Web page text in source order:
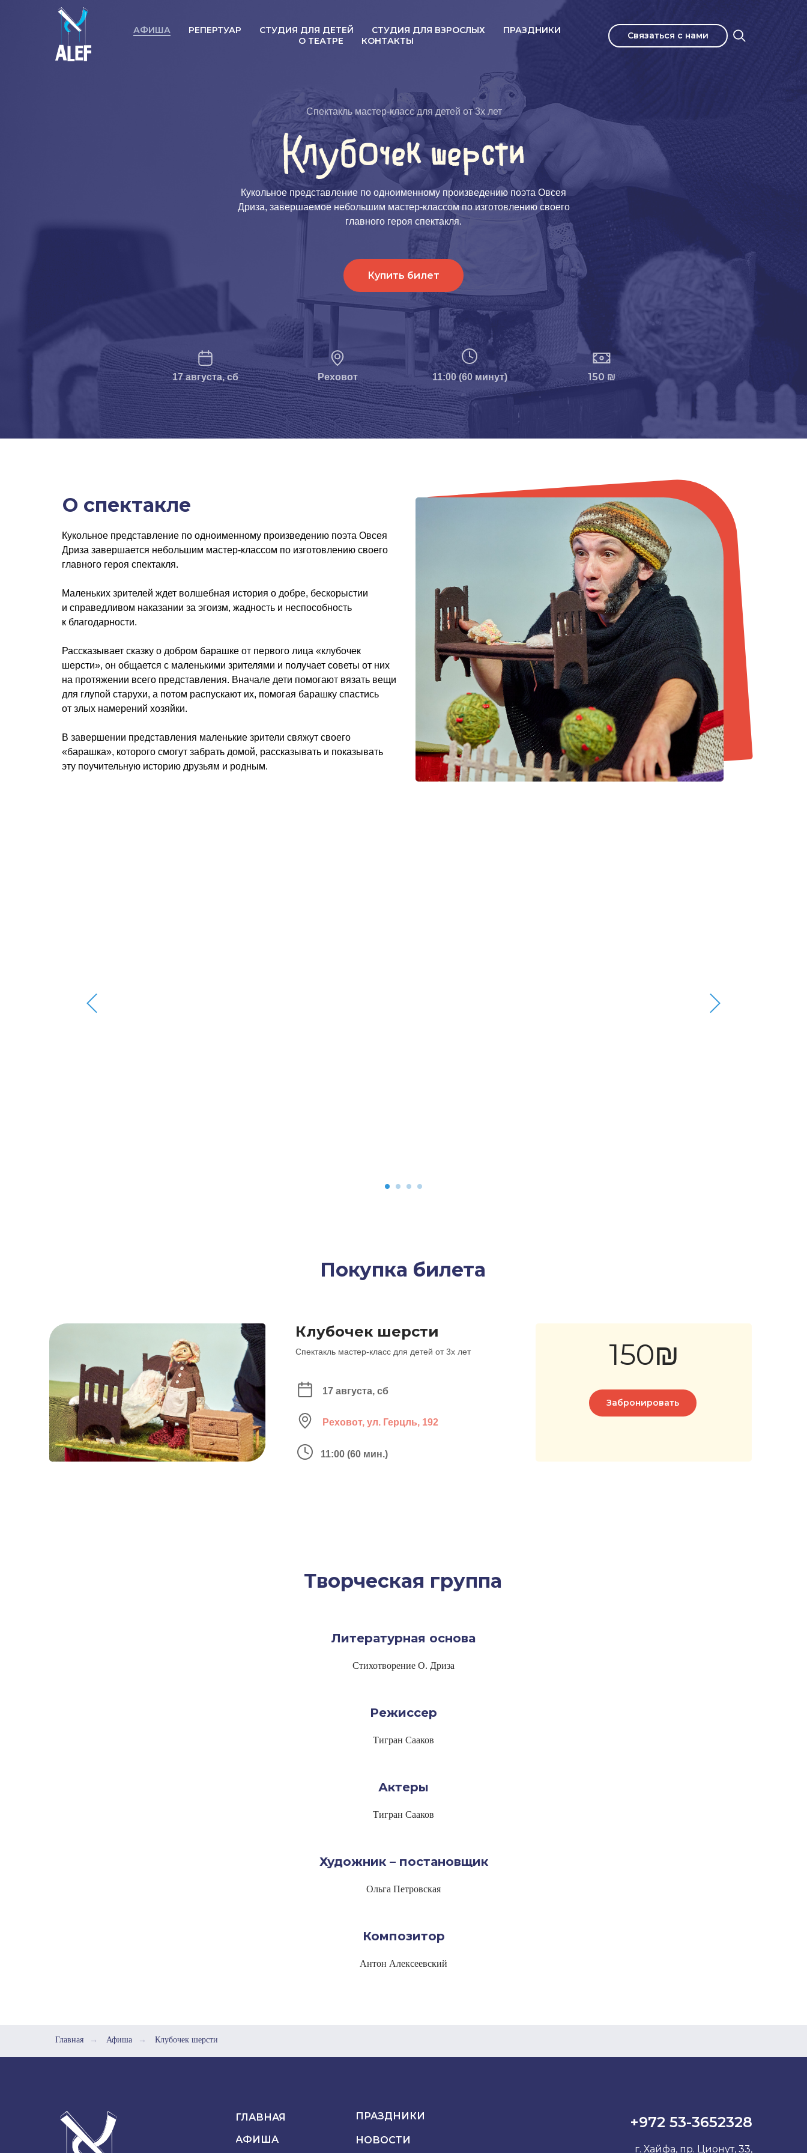
АФИША РЕПЕРТУАР СТУДИЯ ДЛЯ ДЕТЕЙ СТУДИЯ ДЛЯ ВЗРОСЛЫХ
ПРАЗДНИКИ
О ТЕАТРЕ
КОНТАКТЫ Связаться с нами
Купить билет
Кукольное представление по одноименному произведению поэта Овсея
Дриза, завершаемое небольшим мастер-классом по изготовлению своего
главного героя спектакля.
Клубочек шерсти
Спектакль мастер-класс для детей от 3х лет
Реховот 11:00 (60 минут) 150 ₪
17 августа, сб
О спектакле
Кукольное представление по одноименному произведению поэта Овсея
Дриза завершается небольшим мастер-классом по изготовлению своего
главного героя спектакля.
Маленьких зрителей ждет волшебная история о добре, бескорыстии
и справедливом наказании за эгоизм, жадность и неспособность
к благодарности.
Рассказывает сказку о добром барашке от первого лица «клубочек
шерсти», он общается с маленькими зрителями и получает советы от них
на протяжении всего представления. Вначале дети помогают вязать вещи
для глупой старухи, а потом распускают их, помогая барашку спастись
от злых намерений хозяйки.
В завершении представления маленькие зрители свяжут своего
«барашка», которого смогут забрать домой, рассказывать и показывать
эту поучительную историю друзьям и родным.
Покупка билета
Спектакль мастер-класс для детей от 3х лет
Клубочек шерсти
17 августа, сб
150₪
Реховот, ул. Герцль, 192
Забронировать
11:00 (60 мин.)
Творческая группа
Литературная основа
Стихотворение О. Дриза
Режиссер
Тигран Сааков
Актеры
Тигран Сааков
Художник – постановщик
Ольга Петровская
Композитор
Антон Алексеевский
Главная → Афиша → Клубочек шерсти
АФИША
ПРАЗДНИКИ
ГЛАВНАЯ
НОВОСТИ
+972 53-3652328
г. Хайфа, пр. Ционут, 33,